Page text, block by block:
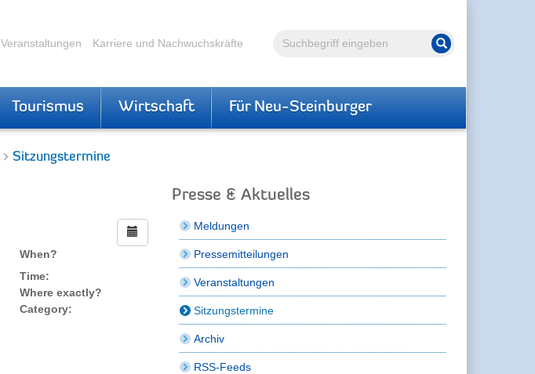
Volltextsuche Suche starten
Veranstaltungen Karriere und Nachwuchskräfte
Tourismus Wirtschaft Für Neu-Steinburger
Sitzungstermine
When?
Time:
Where exactly?
Category:
Presse & Aktuelles
Meldungen
Pressemitteilungen
Veranstaltungen
Sitzungstermine
Archiv
RSS-Feeds